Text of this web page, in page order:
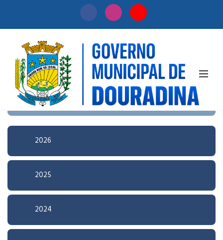
Início / Licitação
Pesquisa Avançada
2026
2025
2024